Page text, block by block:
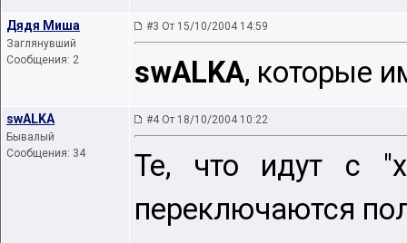
Дядя Миша
Заглянувший
Сообщения: 2
#3 От 15/10/2004 14:59
swALKA, которые
swALKA
Бывалый
Сообщения: 34
#4 От 18/10/2004 10:22
Те, что идут с
переключаются